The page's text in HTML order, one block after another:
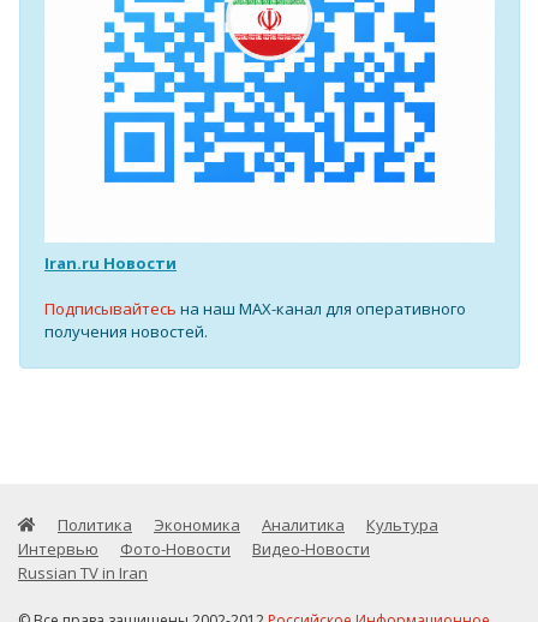
Iran.ru Новости
Подписывайтесь на наш MAX-канал для оперативного
получения новостей.
Политика Экономика Аналитика
Культура
Интервью
Фото-Новости
Видео-Новости
Russian TV in Iran